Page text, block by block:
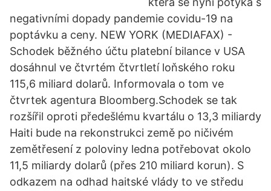
negativními dopady pandemie covidu-19 na
poptávku a ceny. NEW YORK (MEDIAFAX) -
Schodek běžného účtu platební bilance v USA
dosáhnul ve čtvrtém čtvrtletí loňského roku
115,6 miliard dolarů. Informovala o tom ve
čtvrtek agentura Bloomberg.Schodek se tak
rozšířil oproti předešlému kvartálu o 13,3 miliardy
Haiti bude na rekonstrukci země po ničivém
zemětřesení z poloviny ledna potřebovat okolo
11,5 miliardy dolarů (přes 210 miliard korun). S
odkazem na odhad haitské vlády to ve středu